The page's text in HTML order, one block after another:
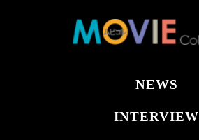
NEWS
INTERVIEW